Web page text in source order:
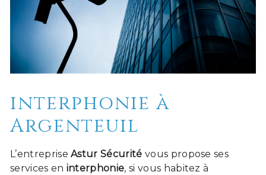
interphonie à
Argenteuil
L’entrepriseAstur Sécurité vous propose ses
services en interphonie, si vous habitez à